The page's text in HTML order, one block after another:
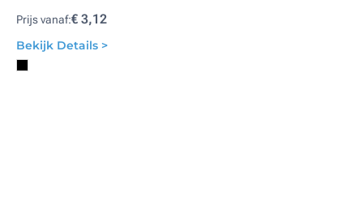
Prijs vanaf:€ 3,12
Bekijk Details >